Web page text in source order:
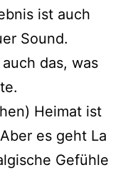
ist auch
Sound.
das, was
Heimat ist
es geht La
Gefühle